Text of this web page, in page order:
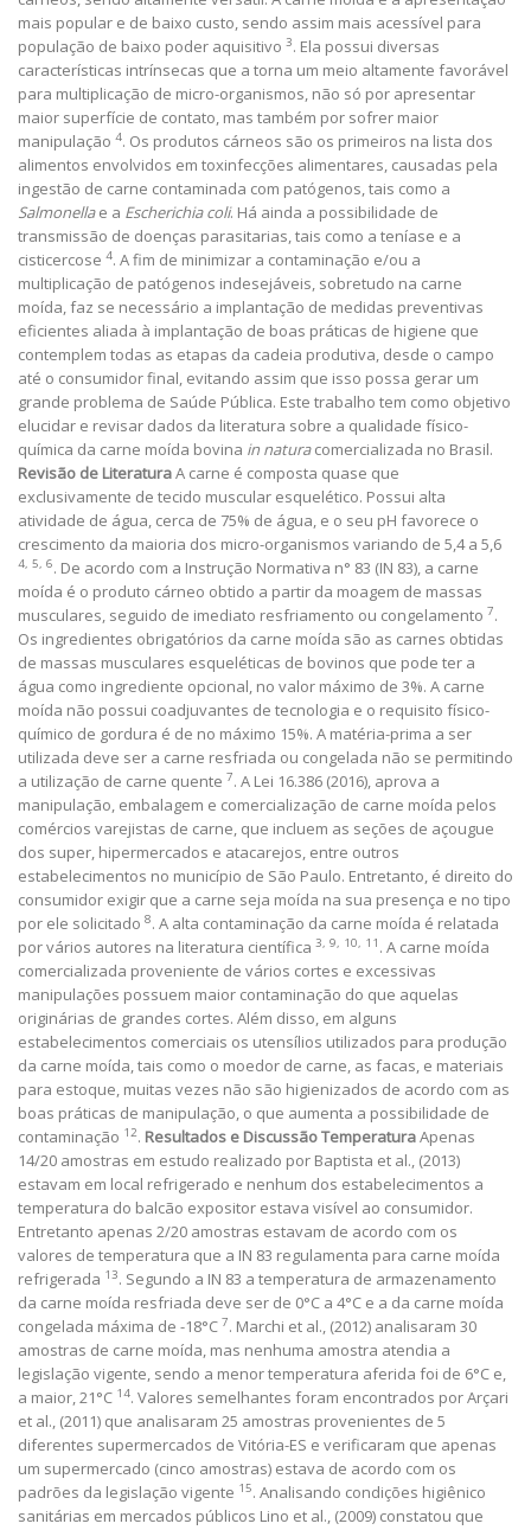
mais popular e de baixo custo, sendo assim mais acessível para
população de baixo poder aquisitivo 3. Ela possui diversas
características intrínsecas que a torna um meio altamente favorável
para multiplicação de micro-organismos, não só por apresentar
maior superfície de contato, mas também por sofrer maior
manipulação 4. Os produtos cárneos são os primeiros na lista dos
alimentos envolvidos em toxinfecções alimentares, causadas pela
ingestão de carne contaminada com patógenos, tais como a
Salmonellae a Escherichia coli. Há ainda a possibilidade de
transmissão de doenças parasitarias, tais como a teníase e a
cisticercose 4. A fim de minimizar a contaminação e/ou a
multiplicação de patógenos indesejáveis, sobretudo na carne
moída, faz se necessário a implantação de medidas preventivas
eficientes aliada à implantação de boas práticas de higiene que
contemplem todas as etapas da cadeia produtiva, desde o campo
até o consumidor final, evitando assim que isso possa gerar um
grande problema de Saúde Pública. Este trabalho tem como objetivo
elucidar e revisar dados da literatura sobre a qualidade físico-
química da carne moída bovina in naturacomercializada no Brasil.
Revisão de LiteraturaA carne é composta quase que
exclusivamente de tecido muscular esquelético. Possui alta
atividade de água, cerca de 75% de água, e o seu pH favorece o
crescimento da maioria dos micro-organismos variando de 5,4 a 5,6
4, 5, 6. De acordo com a Instrução Normativa n° 83 (IN 83), a carne
moída é o produto cárneo obtido a partir da moagem de massas
musculares, seguido de imediato resfriamento ou congelamento 7.
Os ingredientes obrigatórios da carne moída são as carnes obtidas
de massas musculares esqueléticas de bovinos que pode ter a
água como ingrediente opcional, no valor máximo de 3%. A carne
moída não possui coadjuvantes de tecnologia e o requisito físico-
químico de gordura é de no máximo 15%. A matéria-prima a ser
utilizada deve ser a carne resfriada ou congelada não se permitindo
a utilização de carne quente 7. A Lei 16.386 (2016), aprova a
manipulação, embalagem e comercialização de carne moída pelos
comércios varejistas de carne, que incluem as seções de açougue
dos super, hipermercados e atacarejos, entre outros
estabelecimentos no município de São Paulo. Entretanto, é direito do
consumidor exigir que a carne seja moída na sua presença e no tipo
por ele solicitado 8. A alta contaminação da carne moída é relatada
por vários autores na literatura científica 3, 9, 10, 11 . A carne moída
comercializada proveniente de vários cortes e excessivas
manipulações possuem maior contaminação do que aquelas
originárias de grandes cortes. Além disso, em alguns
estabelecimentos comerciais os utensílios utilizados para produção
da carne moída, tais como o moedor de carne, as facas, e materiais
para estoque, muitas vezes não são higienizados de acordo com as
boas práticas de manipulação, o que aumenta a possibilidade de
contaminação 12. Resultados e DiscussãoTemperaturaApenas
14/20 amostras em estudo realizado por Baptista et al., (2013)
estavam em local refrigerado e nenhum dos estabelecimentos a
temperatura do balcão expositor estava visível ao consumidor.
Entretanto apenas 2/20 amostras estavam de acordo com os
valores de temperatura que a IN 83 regulamenta para carne moída
refrigerada 13. Segundo a IN 83 a temperatura de armazenamento
da carne moída resfriada deve ser de 0°C a 4°C e a da carne moída
congelada máxima de -18°C 7. Marchi et al., (2012) analisaram 30
amostras de carne moída, mas nenhuma amostra atendia a
legislação vigente, sendo a menor temperatura aferida foi de 6°C e,
a maior, 21°C 14. Valores semelhantes foram encontrados por Arçari
et al., (2011) que analisaram 25 amostras provenientes de 5
diferentes supermercados de Vitória-ES e verificaram que apenas
um supermercado (cinco amostras) estava de acordo com os
padrões da legislação vigente 15. Analisando condições higiênico
sanitárias em mercados públicos Lino et al., (2009) constatou que